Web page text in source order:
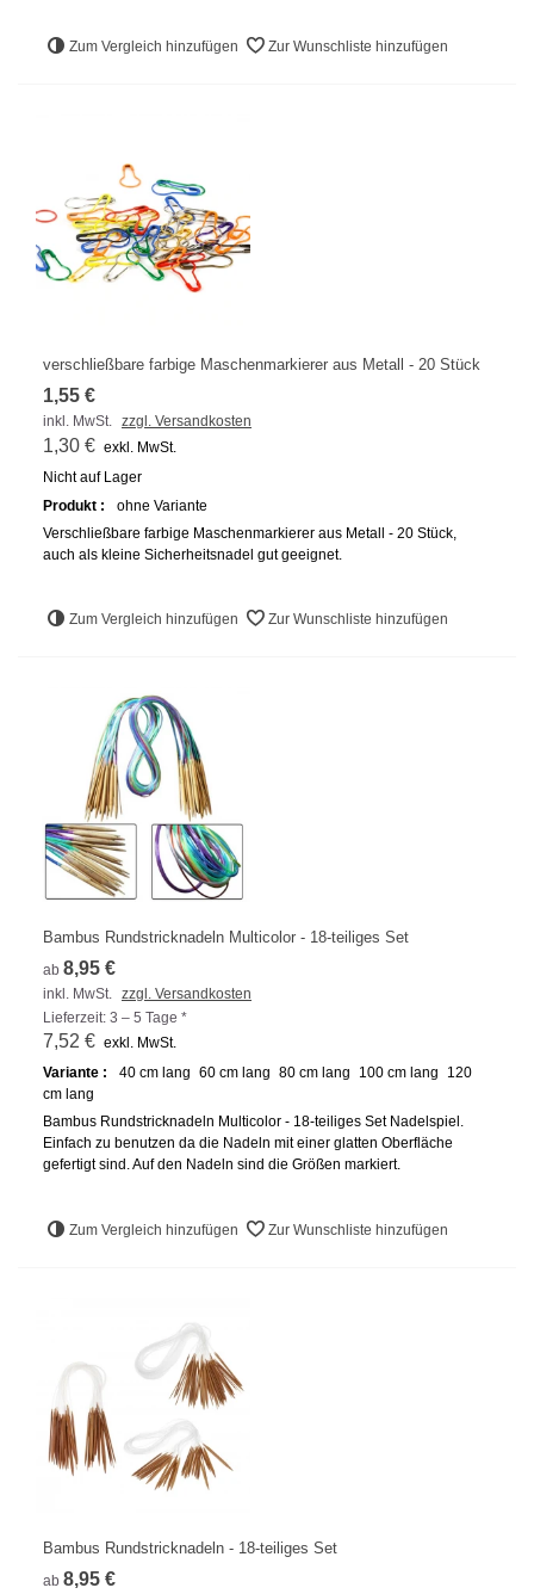
Zum Vergleich hinzufügen Zur Wunschliste hinzufügen
verschließbare farbige Maschenmarkierer aus Metall - 20 Stück
1,55 €
inkl. MwSt. zzgl. Versandkosten
1,30 € exkl. MwSt.
Nicht auf Lager
Produkt :
ohne Variante
Verschließbare farbige Maschenmarkierer aus Metall - 20 Stück,
auch als kleine Sicherheitsnadel gut geeignet.
Zum Vergleich hinzufügen Zur Wunschliste hinzufügen
Bambus Rundstricknadeln Multicolor - 18-teiliges Set
ab 8,95 €
inkl. MwSt. zzgl. Versandkosten
Lieferzeit: 3 – 5 Tage *
7,52 € exkl. MwSt.
Variante :
40 cm lang 60 cm lang 80 cm lang 100 cm lang
120
cm lang
Bambus Rundstricknadeln Multicolor - 18-teiliges Set Nadelspiel.
Einfach zu benutzen da die Nadeln mit einer glatten Oberfläche
gefertigt sind. Auf den Nadeln sind die Größen markiert.
Zum Vergleich hinzufügen Zur Wunschliste hinzufügen
Bambus Rundstricknadeln - 18-teiliges Set
ab 8,95 €